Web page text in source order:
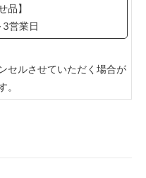
品】
営業日
セルさせていただく場合が
。